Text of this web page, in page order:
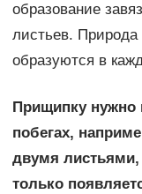
образование
листьев. Природа
образуются в
Прищипку
побегах,
двумя листьями,
только